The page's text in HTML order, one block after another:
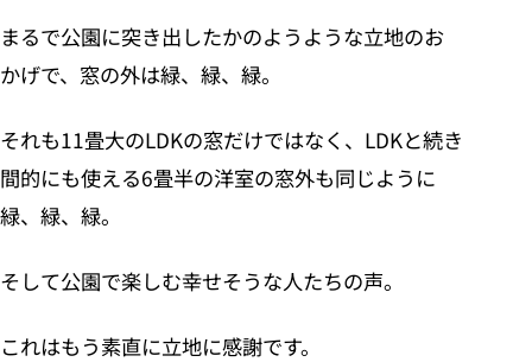
まるで公園に突き出したかのようような立地のお
かげで、窓の外は緑、緑、緑。
それも11畳大のLDKの窓だけではなく、LDKと続き
間的にも使える6畳半の洋室の窓外も同じように
緑、緑、緑。
そして公園で楽しむ幸せそうな人たちの声。
これはもう素直に立地に感謝です。